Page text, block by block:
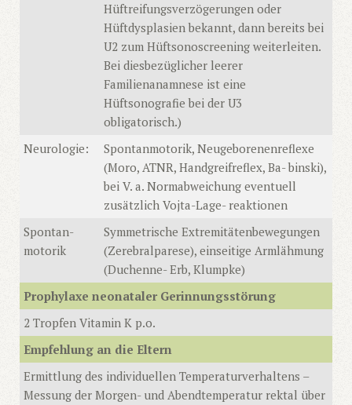
Hüftreifungsverzögerungen oder
Hüftdysplasien bekannt, dann bereits bei
U2 zum Hüftsonoscreening weiterleiten.
Bei diesbezüglicher leerer
Familienanamnese ist eine
Hüftsonografie bei der U3
obligatorisch.)
Neurologie:
Spontanmotorik, Neugeborenenreflexe
(Moro, ATNR, Handgreifreflex, Ba- binski),
bei V. a. Normabweichung eventuell
zusätzlich Vojta-Lage- reaktionen
Spontan-
motorik
Symmetrische Extremitätenbewegungen
(Zerebralparese), einseitige Armlähmung
(Duchenne- Erb, Klumpke)
Prophylaxe neonataler Gerinnungsstörung
2 Tropfen Vitamin K p.o.
Empfehlung an die Eltern
Ermittlung des individuellen Temperaturverhaltens –
Messung der Morgen- und Abendtemperatur rektal über